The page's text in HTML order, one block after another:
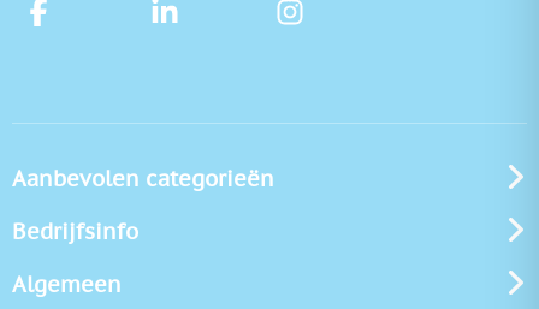
Aanbevolen categorieën
Bedrijfsinfo
Algemeen